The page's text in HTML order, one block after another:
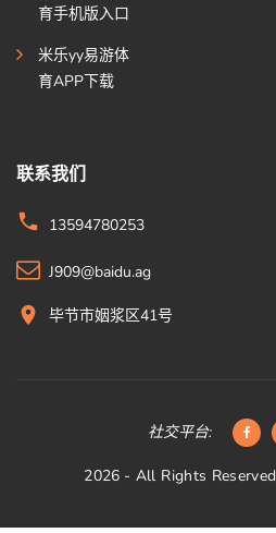
育手机版入口
米乐yy易游体
育APP下载
联系我们
13594780253
J909@baidu.ag
毕节市姻浆区41号
社交平台:
2026 - All Rights Reserved